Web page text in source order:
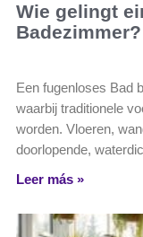
Wie gelingt
Badezimmer?
Een fugenloses Bad
waarbij traditionele
worden. Vloeren,
doorlopende,
Leer más »